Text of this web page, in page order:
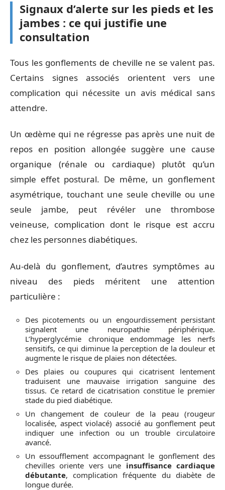
Signaux d’alerte sur les pieds et les
jambes : ce qui justifie une
consultation
Tous les gonflements de cheville ne se valent pas.
Certains signes associés orientent vers une
complication qui nécessite un avis médical sans
attendre.
Un œdème qui ne régresse pas après une nuit de
repos en position allongée suggère une cause
organique (rénale ou cardiaque) plutôt qu’un
simple effet postural. De même, un gonflement
asymétrique, touchant une seule cheville ou une
seule jambe, peut révéler une thrombose
veineuse, complication dont le risque est accru
chez les personnes diabétiques.
Au-delà du gonflement, d’autres symptômes au
niveau des pieds méritent une attention
particulière :
Des picotements ou un engourdissement persistant
signalent une neuropathie périphérique.
L’hyperglycémie chronique endommage les nerfs
sensitifs, ce qui diminue la perception de la douleur et
augmente le risque de plaies non détectées.
Des plaies ou coupures qui cicatrisent lentement
traduisent une mauvaise irrigation sanguine des
tissus. Ce retard de cicatrisation constitue le premier
stade du pied diabétique.
Un changement de couleur de la peau (rougeur
localisée, aspect violacé) associé au gonflement peut
indiquer une infection ou un trouble circulatoire
avancé.
Un essoufflement accompagnant le gonflement des
chevilles oriente vers une insuffisance cardiaque
débutante, complication fréquente du diabète de
longue durée.